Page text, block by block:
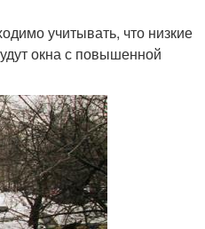
учитывать, что низкие
окна с повышенной